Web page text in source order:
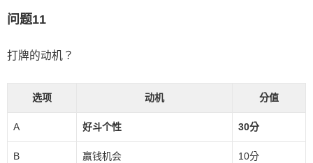
问题11
打牌的动机？
选项 动机 分值
A 好斗个性 30分
B 赢钱机会 10分